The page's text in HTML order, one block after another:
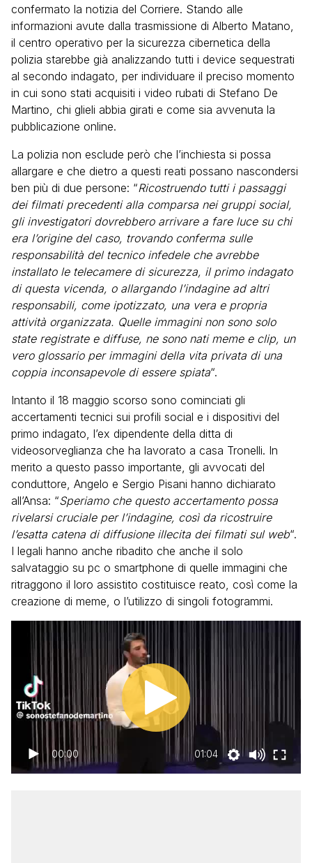
confermato la notizia del Corriere. Stando alle
informazioni avute dalla trasmissione di Alberto Matano,
il centro operativo per la sicurezza cibernetica della
polizia starebbe già analizzando tutti i device sequestrati
al secondo indagato, per individuare il preciso momento
in cui sono stati acquisiti i video rubati di Stefano De
Martino, chi glieli abbia girati e come sia avvenuta la
pubblicazione online.
La polizia non esclude però che l’inchiesta si possa
allargare e che dietro a questi reati possano nascondersi
ben più di due persone: “Ricostruendo tutti i passaggi
dei filmati precedenti alla comparsa nei gruppi social,
gli investigatori dovrebbero arrivare a fare luce su chi
era l’origine del caso, trovando conferma sulle
responsabilità del tecnico infedele che avrebbe
installato le telecamere di sicurezza, il primo indagato
di questa vicenda, o allargando l’indagine ad altri
responsabili, come ipotizzato, una vera e propria
attività organizzata. Quelle immagini non sono solo
state registrate e diffuse, ne sono nati meme e clip, un
vero glossario per immagini della vita privata di una
coppia inconsapevole di essere spiata“.
Intanto il 18 maggio scorso sono cominciati gli
accertamenti tecnici sui profili social e i dispositivi del
primo indagato, l’ex dipendente della ditta di
videosorveglianza che ha lavorato a casa Tronelli. In
merito a questo passo importante, gli avvocati del
conduttore, Angelo e Sergio Pisani hanno dichiarato
all’Ansa: “Speriamo che questo accertamento possa
rivelarsi cruciale per l’indagine, così da ricostruire
l’esatta catena di diffusione illecita dei filmati sul web“.
I legali hanno anche ribadito che anche il solo
salvataggio su pc o smartphone di quelle immagini che
ritraggono il loro assistito costituisce reato, così come la
creazione di meme, o l’utilizzo di singoli fotogrammi.
00:00 01:04